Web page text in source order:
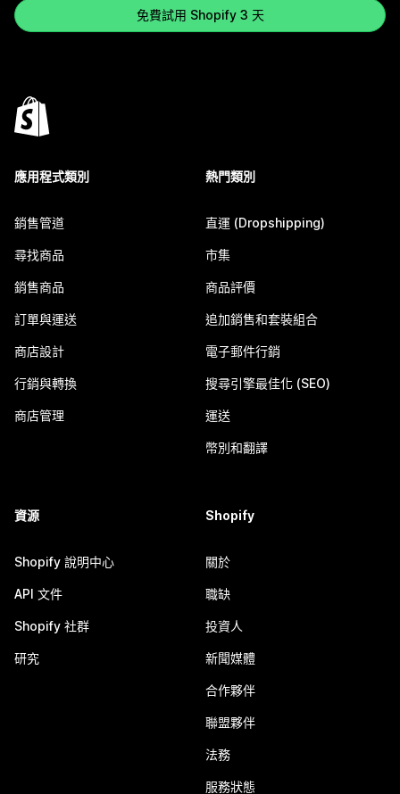
免費試用 Shopify 3 天
應用程式類別
銷售管道
尋找商品
銷售商品
訂單與運送
商店設計
行銷與轉換
商店管理
熱門類別
直運 (Dropshipping)
市集
商品評價
追加銷售和套裝組合
電子郵件行銷
搜尋引擎最佳化 (SEO)
運送
幣別和翻譯
資源
Shopify 說明中心
API 文件
Shopify 社群
研究
Shopify
關於
職缺
投資人
新聞媒體
合作夥伴
聯盟夥伴
法務
服務狀態